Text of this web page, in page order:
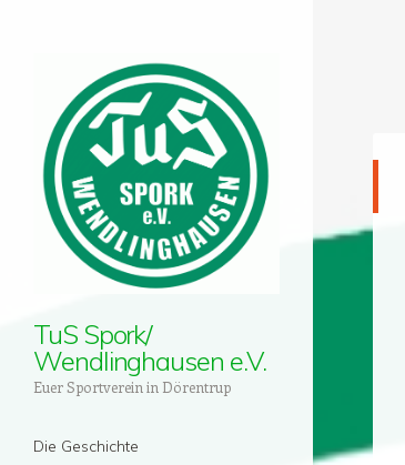
TuS Spork/
Wendlinghausen e.V.
Euer Sportverein in Dörentrup
Menü
Zum Inhalt springen
Die Geschichte